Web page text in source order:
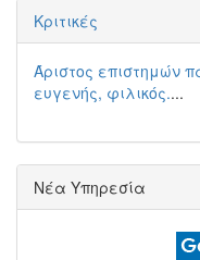
Κριτικές
Άριστος επιστημών
ευγενής, φιλικός....
Νέα Υπηρεσία